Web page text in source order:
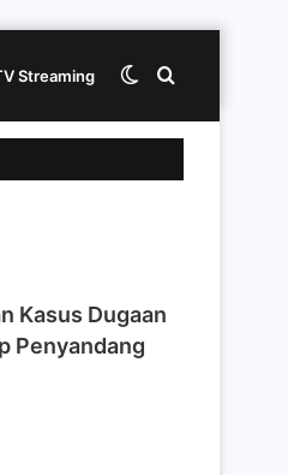
Streaming Cari
Switch
Kasus Dugaan
Penyandang